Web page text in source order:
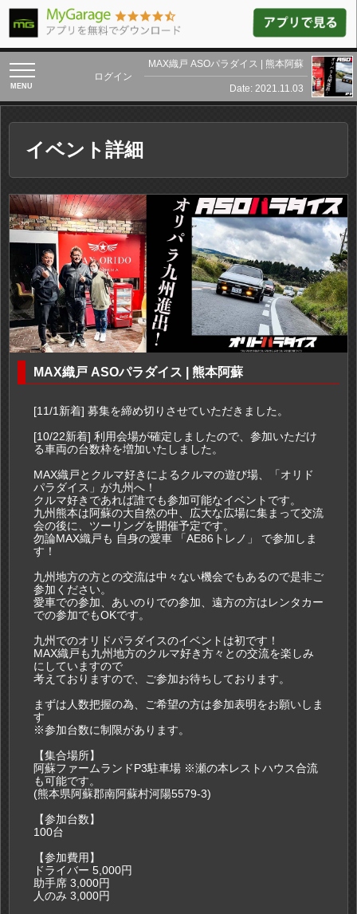
toggle
navigation
ログイン
MAX織戸 ASOパラダイス | 熊本阿蘇
Date: 2021.11.03
イベント詳細
MAX織戸 ASOパラダイス | 熊本阿蘇
[11/1新着] 募集を締め切りさせていただきました。
[10/22新着] 利用会場が確定しましたので、参加いただけ
る車両の台数枠を増加いたしました。
MAX織戸とクルマ好きによるクルマの遊び場、「オリド
パラダイス」が九州へ！
クルマ好きであれば誰でも参加可能なイベントです。
九州熊本は阿蘇の大自然の中、広大な広場に集まって交流
会の後に、ツーリングを開催予定です。
勿論MAX織戸も 自身の愛車 「AE86トレノ」 で参加しま
す！
九州地方の方との交流は中々ない機会でもあるので是非ご
参加ください。
愛車での参加、あいのりでの参加、遠方の方はレンタカー
での参加でもOKです。
九州でのオリドパラダイスのイベントは初です！
MAX織戸も九州地方のクルマ好き方々との交流を楽しみ
にしていますので
考えておりますので、ご参加お待ちしております。
まずは人数把握の為、ご希望の方は参加表明をお願いしま
す
※参加台数に制限があります。
【集合場所】
阿蘇ファームランドP3駐車場 ※瀬の本レストハウス合流
も可能です。
(熊本県阿蘇郡南阿蘇村河陽5579-3)
【参加台数】
100台
【参加費用】
ドライバー 5,000円
助手席 3,000円
人のみ 3,000円